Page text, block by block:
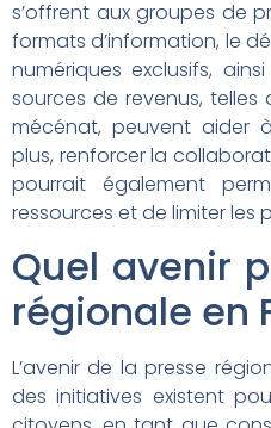
s’offrent aux groupes de
formats d’information, le
numériques exclusifs,
sources de revenus,
mécénat, peuvent aider
plus, renforcer la
pourrait également
ressources et de limiter les
Quel avenir
régionale en
L’avenir de la presse
des initiatives existent